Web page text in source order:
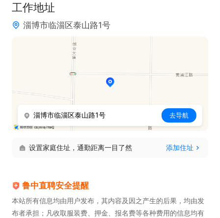
工作地址
淄博市临淄区泰山路1号
淄博市临淄区泰山路1号 去导航
设置家庭住址，通勤距离一目了然 添加住址
鲁中直聘安全提醒
本站所有信息均由用户发布，其内容及因之产生的后果，均由发
布者承担；凡收取服装费、押金、报名费等各种费用的信息均有